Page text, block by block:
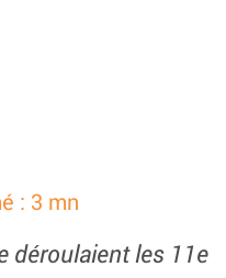
: 3 mn
déroulaient les 11e